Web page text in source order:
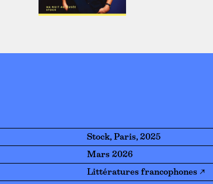
Stock, Paris, 2025
Mars 2026
Littératures francophones ↗